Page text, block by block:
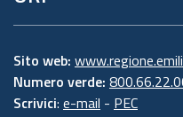
Sito web:
Numero verde:
Scrivici: e-mail - PEC